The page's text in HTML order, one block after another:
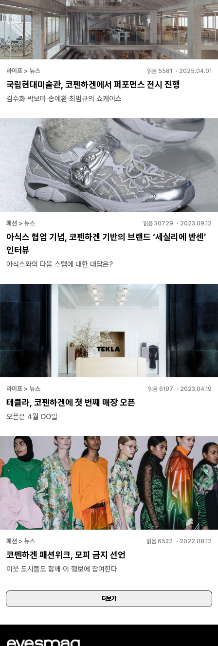
라이프 > 뉴스 읽음 5581 ・ 2025.04.01
국립현대미술관, 코펜하겐에서 퍼포먼스 전시 진행
김수화·박보마·송예환·최범규의 쇼케이스
패션 > 뉴스 읽음 30729 ・ 2023.09.12
아식스 협업 기념, 코펜하겐 기반의 브랜드 ‘세실리에 반센’
인터뷰
아식스와의 다음 스텝에 대한 대답은?
라이프 > 뉴스 읽음 6197 ・ 2023.04.19
테클라, 코펜하겐에 첫 번째 매장 오픈
오픈은 4월 OO일
패션 > 뉴스 읽음 6532 ・ 2022.08.12
코펜하겐 패션위크, 모피 금지 선언
이웃 도시들도 함께 이 행보에 참여한다
더보기